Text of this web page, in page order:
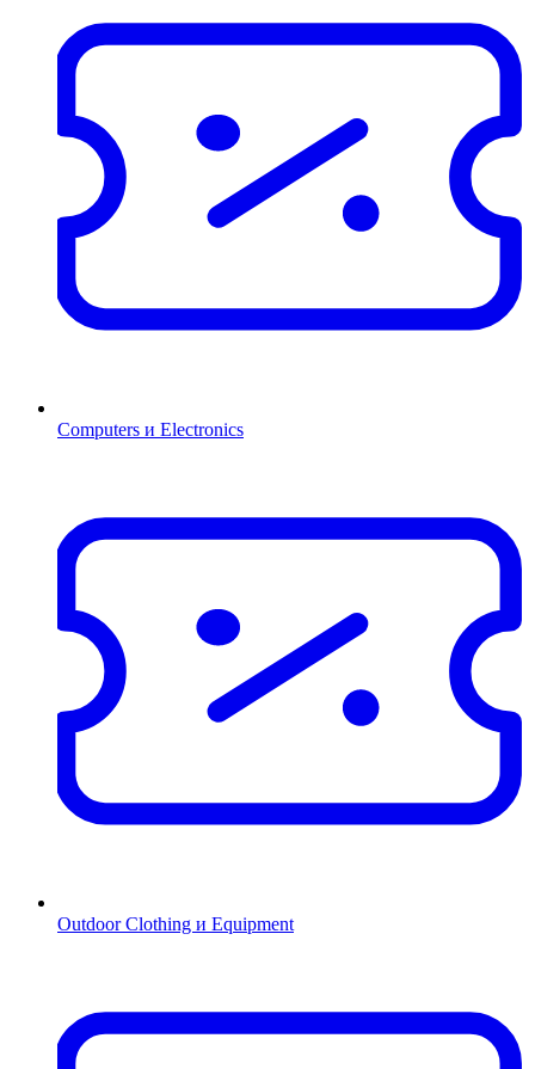
Computers и Electronics
Outdoor Clothing и Equipment